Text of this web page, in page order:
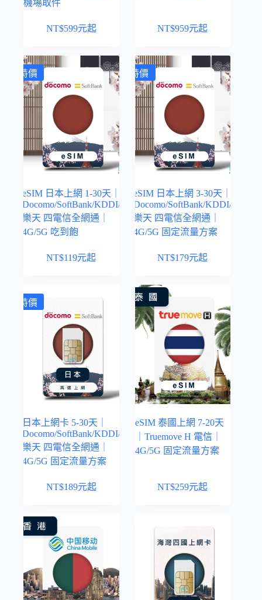
機場取件
NT$599元起 NT$959元起
特價
eSIM 日本上網 1-30天｜
Docomo/SoftBank/KDDI/
樂天 四電信全網通｜
4G/5G 吃到飽
NT$119元起
特價
eSIM 日本上網 3-30天｜
Docomo/SoftBank/KDDI/
樂天 四電信全網通｜
4G/5G 固定流量方案
NT$179元起
特價
日本上網卡 5-30天｜
Docomo/SoftBank/KDDI/
樂天 四電信全網通｜
4G/5G 固定流量方案
NT$189元起
eSIM 泰國上網 7-20天
｜Truemove H 電信｜
4G/5G 固定流量方案
NT$259元起